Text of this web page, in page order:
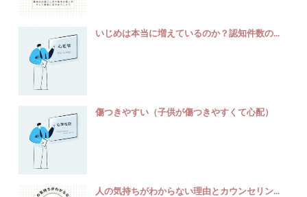
いじめは本当に増えているのか？認知件数の...
傷つきやすい（子供が傷つきやすくて心配）
人の気持ちがわからない理由とカウンセリン...